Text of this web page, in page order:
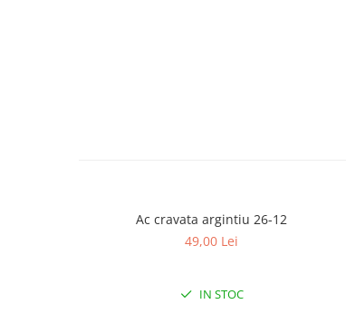
Ac cravata argintiu 26-12
49,00 Lei
IN STOC